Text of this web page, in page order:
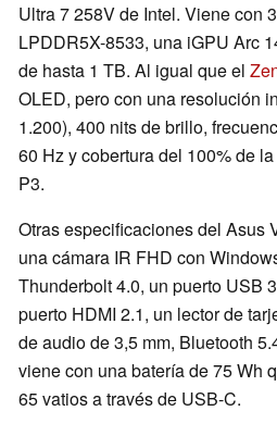
Ultra 7 258V de Intel. Viene con
LPDDR5X-8533, una iGPU Arc
de hasta 1 TB. Al igual que el
OLED, pero con una resolución
1.200), 400 nits de brillo,
60 Hz y cobertura del 100% de
P3.
Otras especificaciones del Asus
una cámara IR FHD con
Thunderbolt 4.0, un puerto USB
puerto HDMI 2.1, un lector de
de audio de 3,5 mm, Bluetooth
viene con una batería de 75 Wh
65 vatios a través de USB-C.